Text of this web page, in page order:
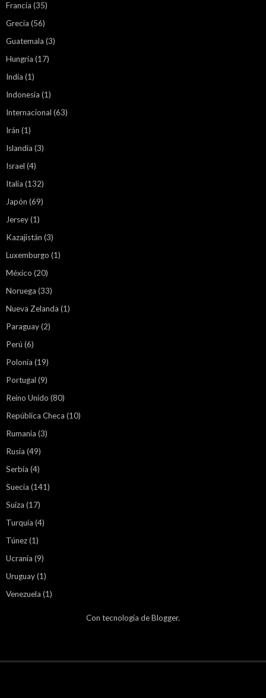
Francia (35)
Grecia (56)
Guatemala (3)
Hungría (17)
India (1)
Indonesia (1)
Internacional (63)
Irán (1)
Islandia (3)
Israel (4)
Italia (132)
Japón (69)
Jersey(1)
Kazajistán (3)
Luxemburgo (1)
México (20)
Noruega (33)
Nueva Zelanda (1)
Paraguay(2)
Perú (6)
Polonia (19)
Portugal (9)
Reino Unido (80)
República Checa (10)
Rumania (3)
Rusia (49)
Serbia (4)
Suecia (141)
Suiza (17)
Turquía (4)
Túnez(1)
Ucrania (9)
Uruguay(1)
Venezuela (1)
Con tecnología deBlogger.